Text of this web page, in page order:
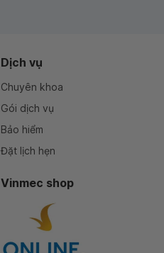
Dịch vụ
Chuyên khoa
Gói dịch vụ
Bảo hiểm
Đặt lịch hẹn
Vinmec shop